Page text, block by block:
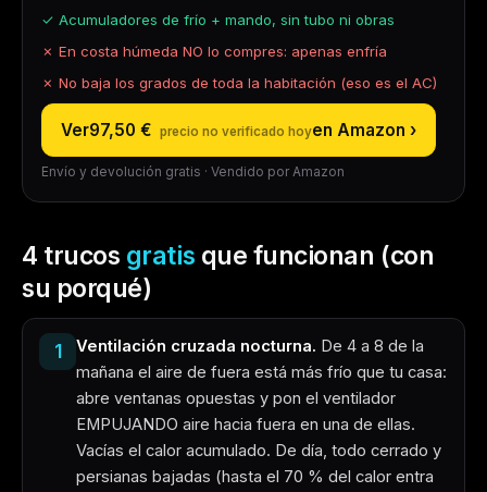
✓ Acumuladores de frío + mando, sin tubo ni obras
✗ En costa húmeda NO lo compres: apenas enfría
✗ No baja los grados de toda la habitación (eso es el AC)
Ver97,50 € en Amazon ›
Envío y devolución gratis · Vendido por Amazon
4 trucos gratis que funcionan (con
su porqué)
1 Ventilación cruzada nocturna. De 4 a 8 de la
mañana el aire de fuera está más frío que tu casa:
abre ventanas opuestas y pon el ventilador
EMPUJANDO aire hacia fuera en una de ellas.
Vacías el calor acumulado. De día, todo cerrado y
persianas bajadas (hasta el 70 % del calor entra